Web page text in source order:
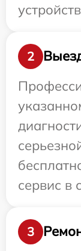
2
сервис в
3